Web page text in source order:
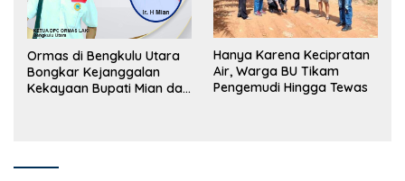
Ormas di Bengkulu Utara
Bongkar Kejanggalan
Kekayaan Bupati Mian dan
Hanya Karena Kecipratan
Air, Warga BU Tikam
Pengemudi Hingga Tewas